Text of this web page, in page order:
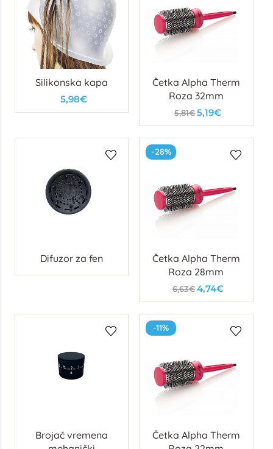
Silikonska kapa
5,98€
Četka Alpha Therm
Roza 32mm
5,81€5,19€
Difuzor za fen
-28%
Četka Alpha Therm
Roza 28mm
6,63€4,74€
Brojač vremena
-11%
Četka Alpha Therm